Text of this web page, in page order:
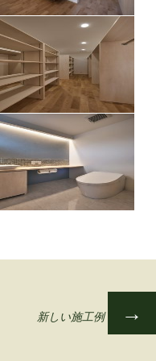
新しい施工例 →